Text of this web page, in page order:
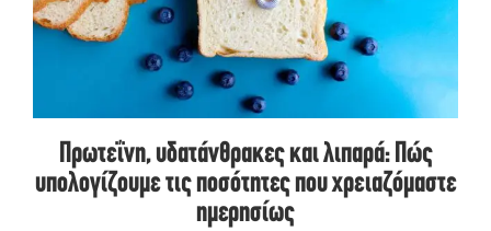
Πρωτεΐνη, υδατάνθρακες και λιπαρά: Πώς
υπολογίζουμε τις ποσότητες που χρειαζόμαστε
ημερησίως